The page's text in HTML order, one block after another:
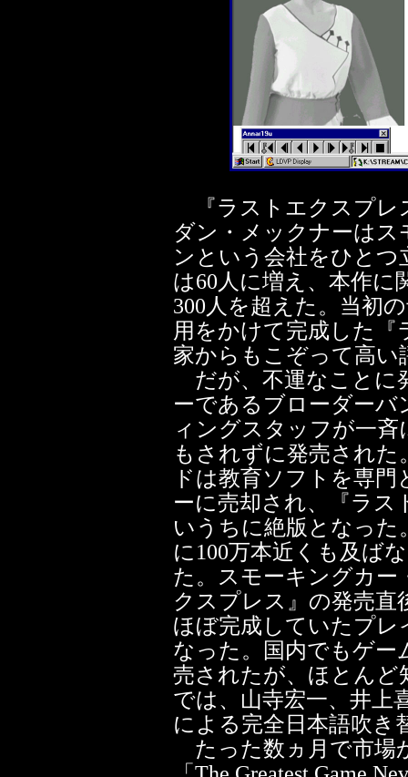
『ラストエクスプレ
ダン・メックナーは
ンという会社をひとつ
は60人に増え、本作
300人を超えた。当初
用をかけて完成した
家からもこぞって高い
だが、不運なことに
ーであるブローダー
ィングスタッフが一
もされずに発売され
ドは教育ソフトを専
ーに売却され、『ラス
いうちに絶版となった
に100万本近くも及ば
た。スモーキングカ
クスプレス』の発売直
ほぼ完成していたプレ
なった。国内でもゲー
売されたが、ほとんど
では、山寺宏一、井上
による完全日本語吹き
たった数ヵ月で市場